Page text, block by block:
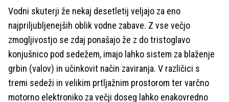
Vodni skuterji že nekaj desetletij veljajo za eno
najpriljubljenejših oblik vodne zabave. Z vse večjo
zmogljivostjo se zdaj ponašajo že z do tristoglavo
konjušnico pod sedežem, imajo lahko sistem za blaženje
grbin (valov) in učinkovit način zaviranja. V različici s
tremi sedeži in velikim prtljažnim prostorom ter varčno
motorno elektroniko za večji doseg lahko enakovredno